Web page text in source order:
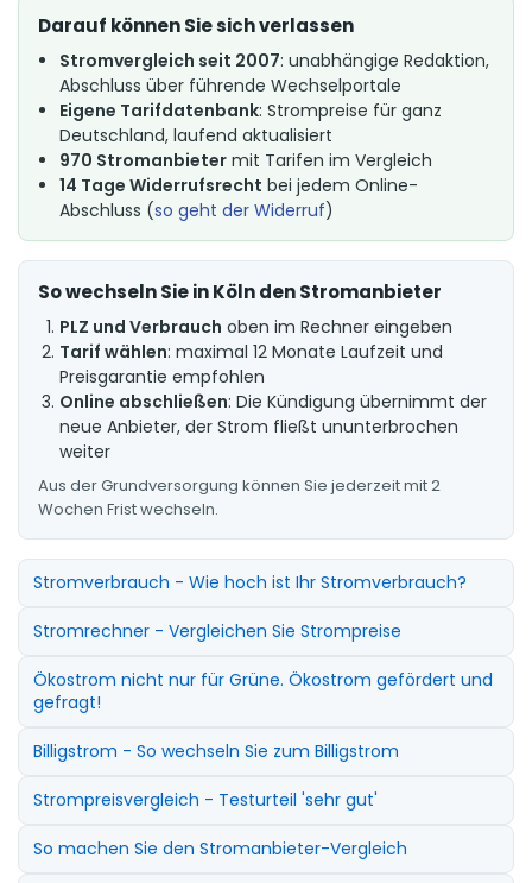
Darauf können Sie sich verlassen
Stromvergleich seit 2007: unabhängige Redaktion,
Abschluss über führende Wechselportale
Eigene Tarifdatenbank: Strompreise für ganz
Deutschland, laufend aktualisiert
970 Stromanbieter mit Tarifen im Vergleich
14 Tage Widerrufsrecht bei jedem Online-
Abschluss (so geht der Widerruf)
So wechseln Sie in Köln den Stromanbieter
PLZ und Verbrauch oben im Rechner eingeben
Tarif wählen: maximal 12 Monate Laufzeit und
Preisgarantie empfohlen
Online abschließen: Die Kündigung übernimmt der
neue Anbieter, der Strom fließt ununterbrochen
weiter
Aus der Grundversorgung können Sie jederzeit mit 2
Wochen Frist wechseln.
Stromverbrauch - Wie hoch ist Ihr Stromverbrauch?
Stromrechner - Vergleichen Sie Strompreise
Ökostrom nicht nur für Grüne. Ökostrom gefördert und
gefragt!
Billigstrom - So wechseln Sie zum Billigstrom
Strompreisvergleich - Testurteil 'sehr gut'
So machen Sie den Stromanbieter-Vergleich